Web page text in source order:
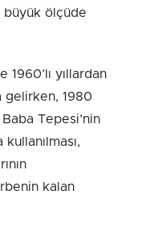
ölçüde
1960’lı yıllardan
gelirken, 1980
Tepesi’nin
kalan